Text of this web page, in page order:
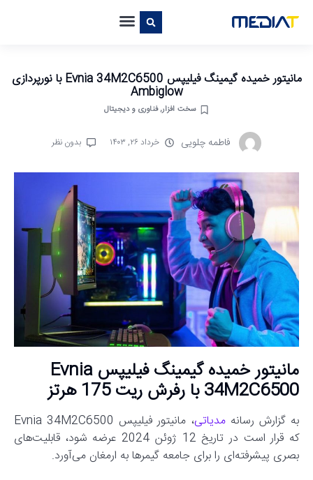
مانیتور خمیده گیمینگ فیلیپس Evnia 34M2C6500 با نورپردازی
Ambiglow
سخت افزار,فناوری و دیجیتال
فاطمه چلویی خرداد ۲۶, ۱۴۰۳ بدون نظر
مانیتور خمیده گیمینگ فیلیپس Evnia
34M2C6500 با رفرش ریت 175 هرتز
به گزارش رسانهمدیاتی
، مانیتور فیلیپس Evnia 34M2C6500
که قرار است در تاریخ 12 ژوئن 2024 عرضه شود، قابلیت‌های
بصری پیشرفته‌ای را برای جامعه گیمرها به ارمغان می‌آورد.